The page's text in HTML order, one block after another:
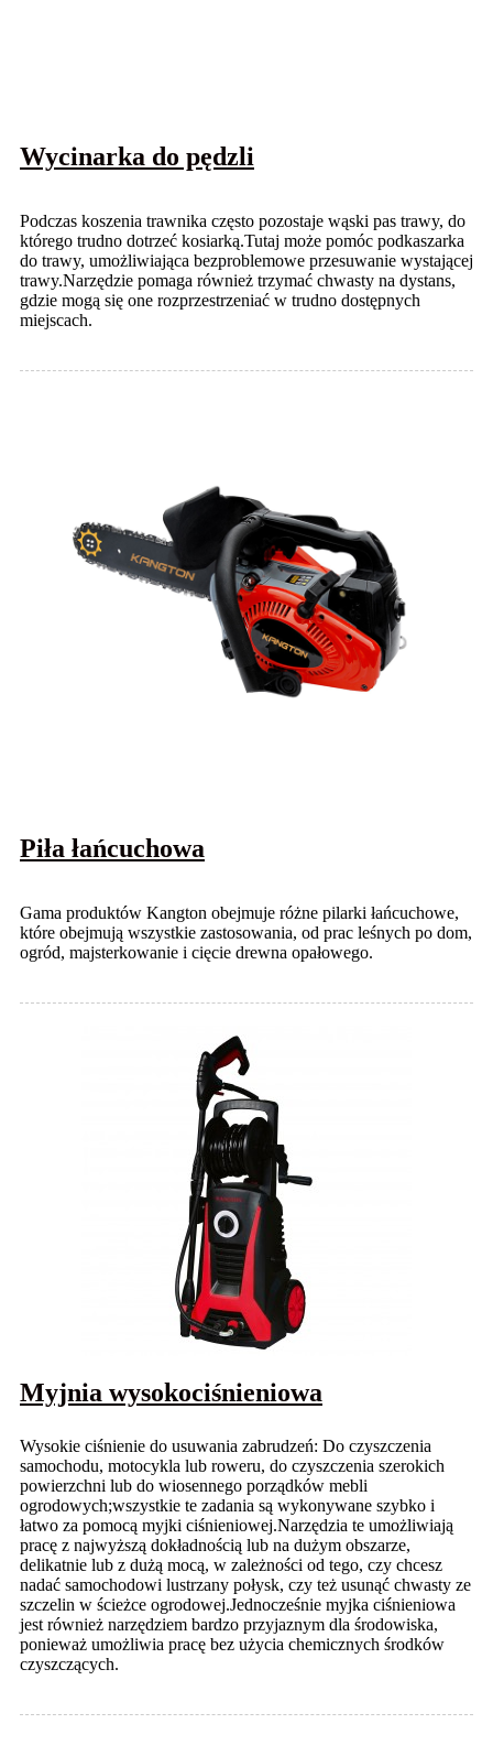
Wycinarka do pędzli
Podczas koszenia trawnika często pozostaje wąski pas trawy, do
którego trudno dotrzeć kosiarką.Tutaj może pomóc podkaszarka
do trawy, umożliwiająca bezproblemowe przesuwanie wystającej
trawy.Narzędzie pomaga również trzymać chwasty na dystans,
gdzie mogą się one rozprzestrzeniać w trudno dostępnych
miejscach.
Piła łańcuchowa
Gama produktów Kangton obejmuje różne pilarki łańcuchowe,
które obejmują wszystkie zastosowania, od prac leśnych po dom,
ogród, majsterkowanie i cięcie drewna opałowego.
Myjnia wysokociśnieniowa
Wysokie ciśnienie do usuwania zabrudzeń: Do czyszczenia
samochodu, motocykla lub roweru, do czyszczenia szerokich
powierzchni lub do wiosennego porządków mebli
ogrodowych;wszystkie te zadania są wykonywane szybko i
łatwo za pomocą myjki ciśnieniowej.Narzędzia te umożliwiają
pracę z najwyższą dokładnością lub na dużym obszarze,
delikatnie lub z dużą mocą, w zależności od tego, czy chcesz
nadać samochodowi lustrzany połysk, czy też usunąć chwasty ze
szczelin w ścieżce ogrodowej.Jednocześnie myjka ciśnieniowa
jest również narzędziem bardzo przyjaznym dla środowiska,
ponieważ umożliwia pracę bez użycia chemicznych środków
czyszczących.